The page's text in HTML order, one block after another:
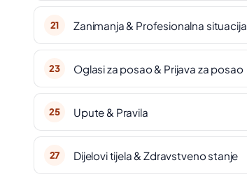
21 Zanimanja & Profesionalna situacija
23 Oglasi za posao & Prijava za posao
25 Upute & Pravila
27 Dijelovi tijela & Zdravstveno stanje